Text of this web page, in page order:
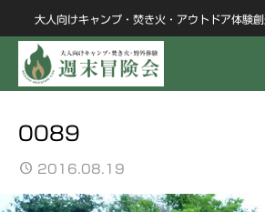
大人向けキャンプ・焚き火・アウトドア体験創
0089
2016.08.19